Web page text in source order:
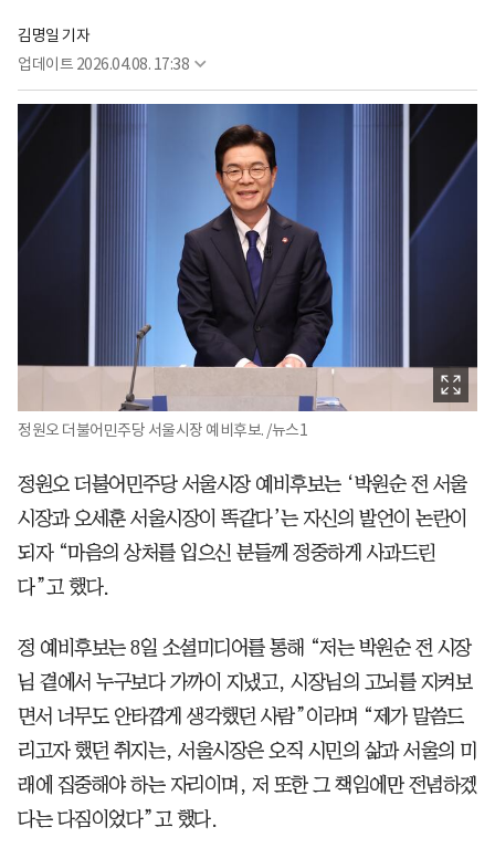
김명일 기자
업데이트 2026.04.08. 17:38
정원오 더불어민주당 서울시장 예비후보. /뉴스1
정원오 더불어민주당 서울시장 예비후보는 ‘박원순 전 서울
시장과 오세훈 서울시장이 똑같다’는 자신의 발언이 논란이
되자 “마음의 상처를 입으신 분들께 정중하게 사과드린
다”고 했다.
정 예비후보는 8일 소셜미디어를 통해 “저는 박원순 전 시장
님 곁에서 누구보다 가까이 지냈고, 시장님의 고뇌를 지켜보
면서 너무도 안타깝게 생각했던 사람”이라며 “제가 말씀드
리고자 했던 취지는, 서울시장은 오직 시민의 삶과 서울의 미
래에 집중해야 하는 자리이며, 저 또한 그 책임에만 전념하겠
다는 다짐이었다”고 했다.